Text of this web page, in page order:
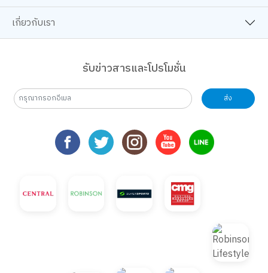
เกี่ยวกับเรา
รับข่าวสารและโปรโมชั่น
ส่ง